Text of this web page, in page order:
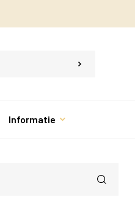
Informatie